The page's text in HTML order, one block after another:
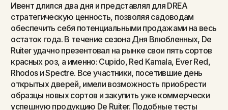
Ивент длился два дня и представлял для DREA
стратегическую ценность, позволяя садоводам
обеспечить себя потенциальными продажами на весь
остаток года. В течение сезона Дня Влюбленных, De
Ruiter удачно презентовал на рынке свои пять сортов
красных роз, а именно: Cupido, Red Kamala, Ever Red,
Rhodos и Spectre. Все участники, посетившие день
открытых дверей, имели возможность приобрести
образцы новых сортов и закупить уже коммерчески
успешную продукцию De Ruiter. Подобные тесты